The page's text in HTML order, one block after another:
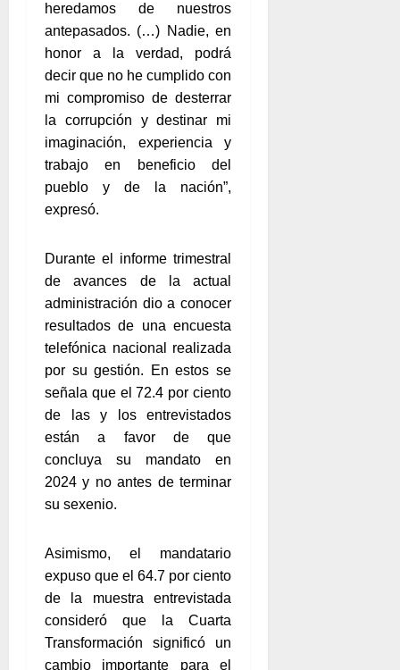
heredamos de nuestros
antepasados. (…) Nadie, en
honor a la verdad, podrá
decir que no he cumplido con
mi compromiso de desterrar
la corrupción y destinar mi
imaginación, experiencia y
trabajo en beneficio del
pueblo y de la nación”,
expresó.
Durante el informe trimestral
de avances de la actual
administración dio a conocer
resultados de una encuesta
telefónica nacional realizada
por su gestión. En estos se
señala que el 72.4 por ciento
de las y los entrevistados
están a favor de que
concluya su mandato en
2024 y no antes de terminar
su sexenio.
Asimismo, el mandatario
expuso que el 64.7 por ciento
de la muestra entrevistada
consideró que la Cuarta
Transformación significó un
cambio importante para el